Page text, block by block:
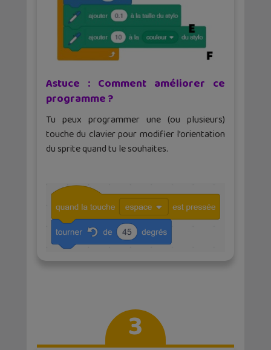
Astuce : Comment améliorer ce
programme ?
Tu peux programmer une (ou plusieurs)
touche du clavier pour modifier l’orientation
du sprite quand tu le souhaites.
3